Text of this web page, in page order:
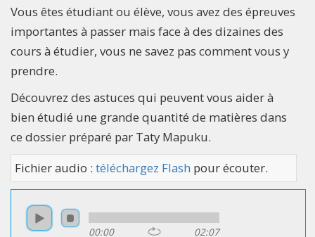
Vous êtes étudiant ou élève, vous avez des épreuves
importantes à passer mais face à des dizaines des
cours à étudier, vous ne savez pas comment vous y
prendre.
Découvrez des astuces qui peuvent vous aider à
bien étudié une grande quantité de matières dans
ce dossier préparé par Taty Mapuku.
Fichier audio : téléchargez Flash pour écouter.
00:00 02:07